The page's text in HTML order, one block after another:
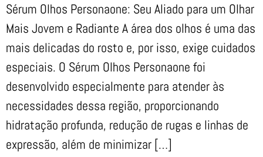
Sérum Olhos Personaone: Seu Aliado para um Olhar
Mais Jovem e Radiante A área dos olhos é uma das
mais delicadas do rosto e, por isso, exige cuidados
especiais. O Sérum Olhos Personaone foi
desenvolvido especialmente para atender às
necessidades dessa região, proporcionando
hidratação profunda, redução de rugas e linhas de
expressão, além de minimizar […]